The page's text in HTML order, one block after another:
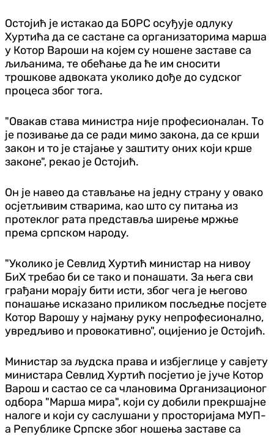
Остојић је истакао да БОРС осуђује одлуку
Хуртића да се састане са организаторима марша
у Котор Вароши на којем су ношене заставе са
љиљанима, те обећање да ће им сносити
трошкове адвоката уколико дође до судског
процеса због тога.
"Овакав става министра није професионалан. То
је позивање да се ради мимо закона, да се крши
закон и то је стајање у заштиту оних који крше
законе", рекао је Остојић.
Он је навео да стављање на једну страну у овако
осјетљивим стварима, као што су питања из
протеклог рата представља ширење мржње
према српском народу.
"Уколико је Севлид Хуртић министар на нивоу
БиХ требао би се тако и понашати. За њега сви
грађани морају бити исти, због чега је његово
понашање исказано приликом посљедње посјете
Котор Варошу у најмању руку непрофесионално,
увредљиво и провокативно", оцијенио је Остојић.
Министар за људска права и избјеглице у савјету
министара Севлид Хуртић посјетио је јуче Котор
Варош и састао се са члановима Организационог
одбора "Марша мира", који су добили прекршајне
налоге и који су саслушани у просторијама МУП-
а Републике Српске због ношења заставе са